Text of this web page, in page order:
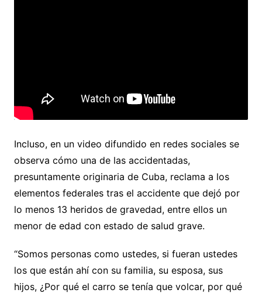
Incluso, en un video difundido en redes sociales se
observa cómo una de las accidentadas,
presuntamente originaria de Cuba, reclama a los
elementos federales tras el accidente que dejó por
lo menos 13 heridos de gravedad, entre ellos un
menor de edad con estado de salud grave.
“Somos personas como ustedes, si fueran ustedes
los que están ahí con su familia, su esposa, sus
hijos, ¿Por qué el carro se tenía que volcar, por qué